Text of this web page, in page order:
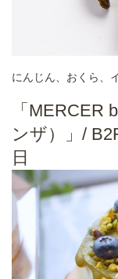
にんじん、おくら、
「MERCER
ンザ）」/
日